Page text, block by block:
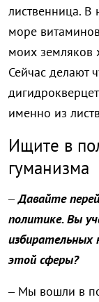
лиственница. В
море
моих земляков
Сейчас делают
именно из
Ищите в
гуманизма
–Давайте
политике. Вы
избирательных
этой сферы?
– Мы вошли в